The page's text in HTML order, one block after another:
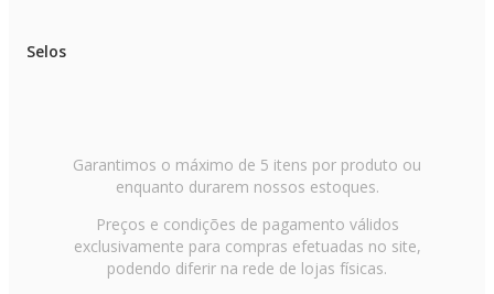
Selos
Garantimos o máximo de 5 itens por produto ou
enquanto durarem nossos estoques.
Preços e condições de pagamento válidos
exclusivamente para compras efetuadas no site,
podendo diferir na rede de lojas físicas.